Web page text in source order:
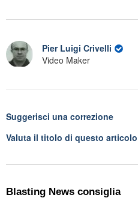
Pier Luigi Crivelli
Video Maker
Suggerisci una correzione
Valuta il titolo di questo articolo
Blasting News consiglia